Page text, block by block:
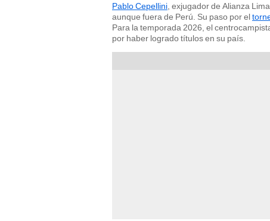
Pablo Cepellini , exjugador de Alianza
aunque fuera de Perú. Su paso por el
Para la temporada 2026, el
por haber logrado títulos en su país.